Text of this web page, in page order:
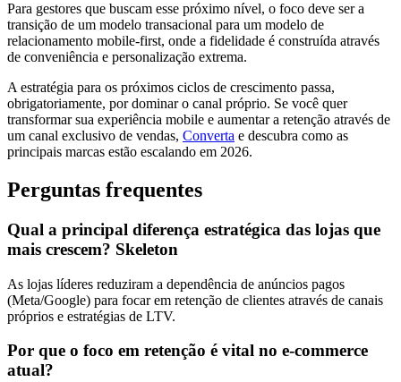
Para gestores que buscam esse próximo nível, o foco deve ser a
transição de um modelo transacional para um modelo de
relacionamento mobile-first, onde a fidelidade é construída através
de conveniência e personalização extrema.
A estratégia para os próximos ciclos de crescimento passa,
obrigatoriamente, por dominar o canal próprio. Se você quer
transformar sua experiência mobile e aumentar a retenção através de
um canal exclusivo de vendas, Converta e descubra como as
principais marcas estão escalando em 2026.
Perguntas frequentes
Qual a principal diferença estratégica das lojas que
mais crescem? Skeleton
As lojas líderes reduziram a dependência de anúncios pagos
(Meta/Google) para focar em retenção de clientes através de canais
próprios e estratégias de LTV.
Por que o foco em retenção é vital no e-commerce
atual?